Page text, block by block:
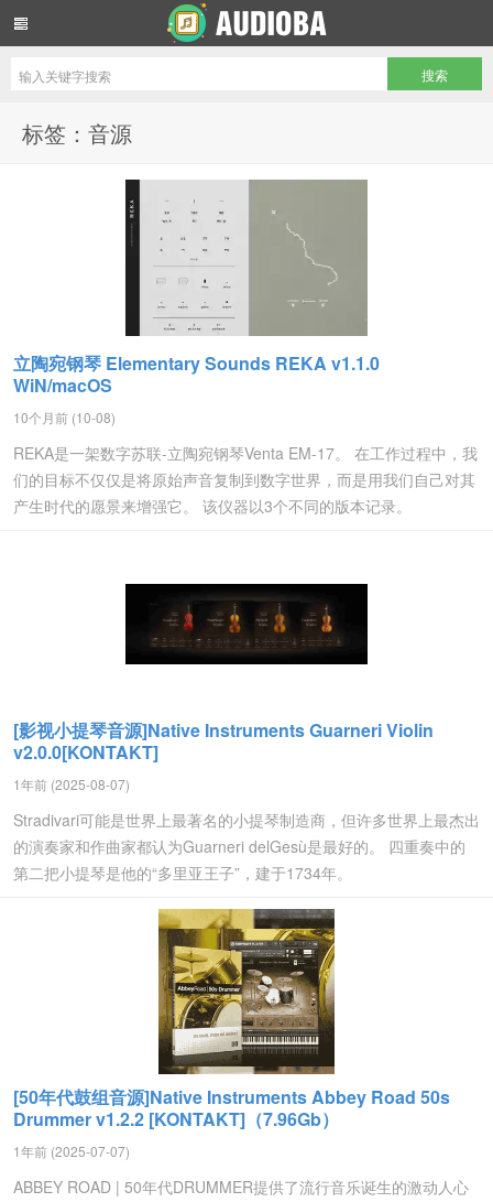
标签：音源
立陶宛钢琴 Elementary Sounds REKA v1.1.0
WiN/macOS
10个月前 (10-08)
REKA是一架数字苏联-立陶宛钢琴Venta EM-17。 在工作过程中，我
们的目标不仅仅是将原始声音复制到数字世界，而是用我们自己对其
产生时代的愿景来增强它。 该仪器以3个不同的版本记录。
[影视小提琴音源]Native Instruments Guarneri Violin
v2.0.0[KONTAKT]
1年前 (2025-08-07)
Stradivari可能是世界上最著名的小提琴制造商，但许多世界上最杰出
的演奏家和作曲家都认为Guarneri delGesù是最好的。 四重奏中的
第二把小提琴是他的“多里亚王子”，建于1734年。
[50年代鼓组音源]Native Instruments Abbey Road 50s
Drummer v1.2.2 [KONTAKT]（7.96Gb）
1年前 (2025-07-07)
ABBEY ROAD | 50年代DRUMMER提供了流行音乐诞生的激动人心